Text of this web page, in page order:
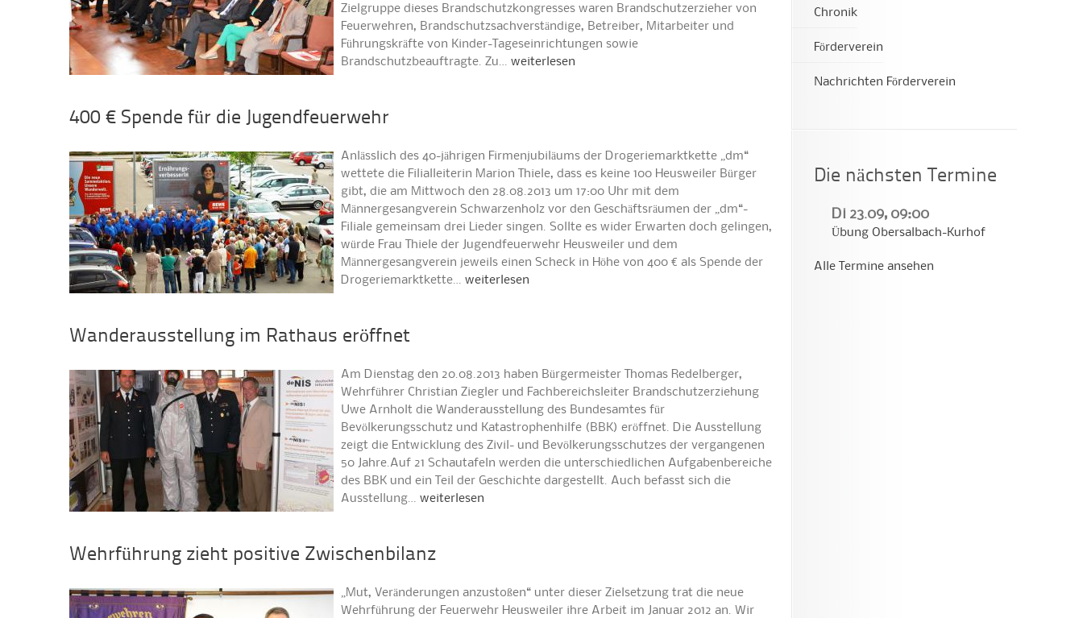
Zielgruppe dieses Brandschutzkongresses waren Brandschutzerzieher von
Feuerwehren, Brandschutzsachverständige, Betreiber, Mitarbeiter und
Führungskräfte von Kinder-Tageseinrichtungen sowie
Brandschutzbeauftragte. Zu… weiterlesen
400 € Spende für die Jugendfeuerwehr
Anlässlich des 40-jährigen Firmenjubiläums der Drogeriemarktkette „dm“
wettete die Filialleiterin Marion Thiele, dass es keine 100 Heusweiler Bürger
gibt, die am Mittwoch den 28.08.2013 um 17:00 Uhr mit dem
Männergesangverein Schwarzenholz vor den Geschäftsräumen der „dm“-
Filiale gemeinsam drei Lieder singen. Sollte es wider Erwarten doch gelingen,
würde Frau Thiele der Jugendfeuerwehr Heusweiler und dem
Männergesangverein jeweils einen Scheck in Höhe von 400 € als Spende der
Drogeriemarktkette… weiterlesen
Wanderausstellung im Rathaus eröffnet
Am Dienstag den 20.08.2013 haben Bürgermeister Thomas Redelberger,
Wehrführer Christian Ziegler und Fachbereichsleiter Brandschutzerziehung
Uwe Arnholt die Wanderausstellung des Bundesamtes für
Bevölkerungsschutz und Katastrophenhilfe (BBK) eröffnet. Die Ausstellung
zeigt die Entwicklung des Zivil- und Bevölkerungsschutzes der vergangenen
50 Jahre.Auf 21 Schautafeln werden die unterschiedlichen Aufgabenbereiche
des BBK und ein Teil der Geschichte dargestellt. Auch befasst sich die
Ausstellung… weiterlesen
Wehrführung zieht positive Zwischenbilanz
„Mut, Veränderungen anzustoßen“ unter dieser Zielsetzung trat die neue
Wehrführung der Feuerwehr Heusweiler ihre Arbeit im Januar 2012 an. Wir
Chronik
Förderverein
Nachrichten Förderverein
Die nächsten Termine
Di 23.09, 09:00
Übung Obersalbach-Kurhof
Alle Termine ansehen